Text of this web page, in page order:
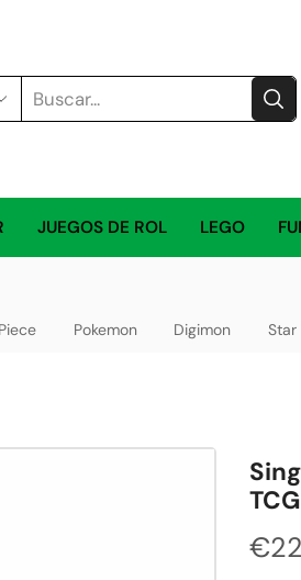
JUEGOS DE ROL LEGO
Pokemon Digimon Star
TCG
€